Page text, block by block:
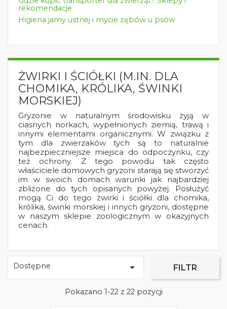
rekomendacje
Higiena jamy ustnej i mycie zębów u psów
ŻWIRKI I ŚCIÓŁKI (M.IN. DLA
CHOMIKA, KRÓLIKA, ŚWINKI
MORSKIEJ)
Gryzonie w naturalnym środowisku żyją w
ciasnych norkach, wypełnionych ziemią, trawą i
innymi elementami organicznymi. W związku z
tym dla zwierzaków tych są to naturalnie
najbezpieczniejsze miejsca do odpoczynku, czy
też ochrony. Z tego powodu tak często
właściciele domowych gryzoni starają się stworzyć
im w swoich domach warunki jak najbardziej
zbliżone do tych opisanych powyżej. Posłużyć
mogą Ci do tego żwirki i ściółki dla chomika,
królika, świnki morskiej i innych gryzoni, dostępne
w naszym sklepie zoologicznym w okazyjnych
cenach.
Dostępne  FILTR
Pokazano 1-22 z 22 pozycji